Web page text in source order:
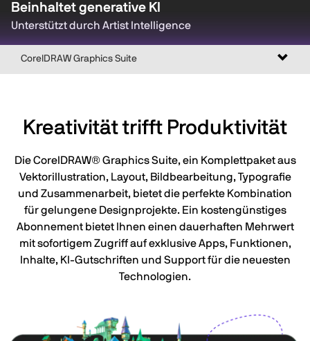
Beinhaltet generative KI
Unterstützt durch Artist Intelligence
CorelDRAW Graphics Suite
Kreativität trifft Produktivität
Die CorelDRAW® Graphics Suite, ein Komplettpaket aus
Vektorillustration, Layout, Bildbearbeitung, Typografie
und Zusammenarbeit, bietet die perfekte Kombination
für gelungene Designprojekte. Ein kostengünstiges
Abonnement bietet Ihnen einen dauerhaften Mehrwert
mit sofortigem Zugriff auf exklusive Apps, Funktionen,
Inhalte, KI-Gutschriften und Support für die neuesten
Technologien.